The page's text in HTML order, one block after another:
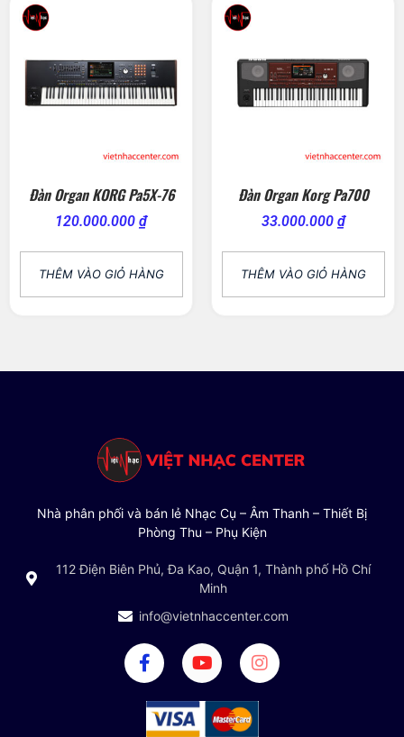
Đàn Organ KORG Pa5X-76
120.000.000 ₫
THÊM VÀO GIỎ HÀNG
Đàn Organ Korg Pa700
33.000.000 ₫
THÊM VÀO GIỎ HÀNG
Nhà phân phối và bán lẻ Nhạc Cụ – Âm Thanh – Thiết Bị
Phòng Thu – Phụ Kiện
112 Điện Biên Phủ, Đa Kao, Quận 1, Thành phố Hồ Chí
Minh
info@vietnhaccenter.com